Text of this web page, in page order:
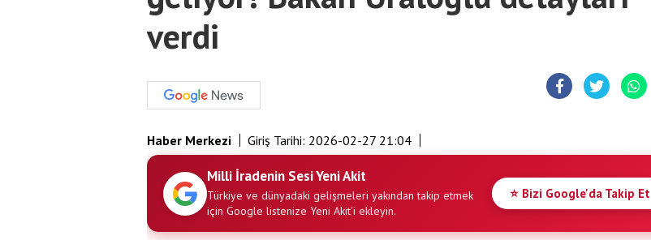
verdi
Haber Merkezi Giriş Tarihi: 2026-02-27 21:04
Milli İradenin Sesi Yeni Akit
Türkiye ve dünyadaki gelişmeleri yakından takip etmek
için Google listenize Yeni Akit'i ekleyin.
⭐ Bizi Google'da Takip Et